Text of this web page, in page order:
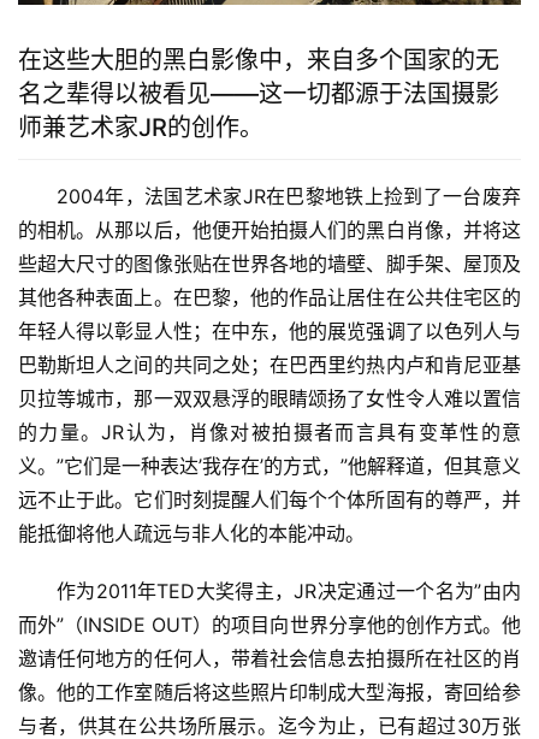
在这些大胆的黑白影像中，来自多个国家的无
名之辈得以被看见——这一切都源于法国摄影
师兼艺术家JR的创作。
2004年，法国艺术家JR在巴黎地铁上捡到了一台废弃
的相机。从那以后，他便开始拍摄人们的黑白肖像，并将这
些超大尺寸的图像张贴在世界各地的墙壁、脚手架、屋顶及
其他各种表面上。在巴黎，他的作品让居住在公共住宅区的
年轻人得以彰显人性；在中东，他的展览强调了以色列人与
巴勒斯坦人之间的共同之处；在巴西里约热内卢和肯尼亚基
贝拉等城市，那一双双悬浮的眼睛颂扬了女性令人难以置信
的力量。JR认为，肖像对被拍摄者而言具有变革性的意
义。”它们是一种表达’我存在’的方式，”他解释道，但其意义
远不止于此。它们时刻提醒人们每个个体所固有的尊严，并
能抵御将他人疏远与非人化的本能冲动。
作为2011年TED大奖得主，JR决定通过一个名为”由内
而外”（INSIDE OUT）的项目向世界分享他的创作方式。他
邀请任何地方的任何人，带着社会信息去拍摄所在社区的肖
像。他的工作室随后将这些照片印制成大型海报，寄回给参
与者，供其在公共场所展示。迄今为止，已有超过30万张